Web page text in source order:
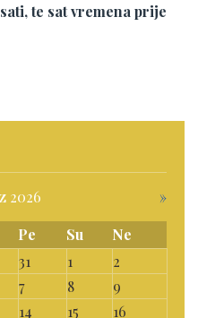
te sat vremena prije
2026
»
Pe Su
Ne
31 1
2
7 8
9
14 15
16